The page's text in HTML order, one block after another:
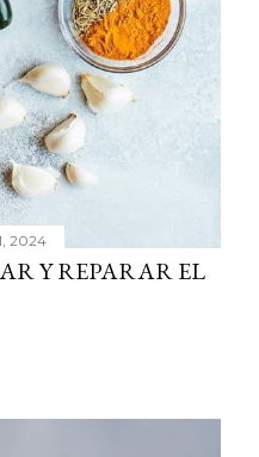
2024
Y REPARAR EL